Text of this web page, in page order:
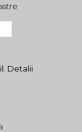
Detalii